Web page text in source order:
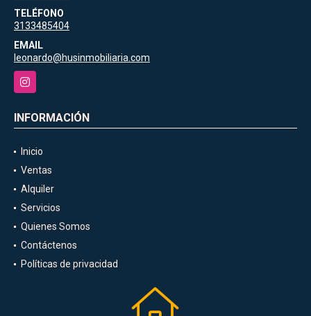
TELÉFONO
3133485404
EMAIL
leonardo@husinmobiliaria.com
Instagram
INFORMACIÓN
Inicio
Ventas
Alquiler
Servicios
Quienes Somos
Contáctenos
Políticas de privacidad